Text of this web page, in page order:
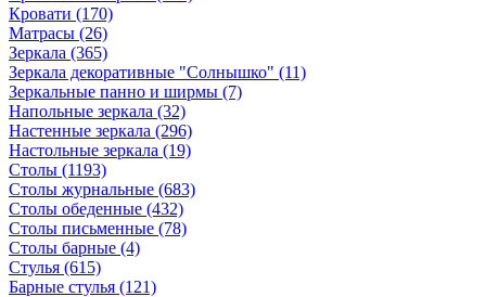
Кровати (170)
Матрасы (26)
Зеркала (365)
Зеркала декоративные "Солнышко" (11)
Зеркальные панно и ширмы (7)
Напольные зеркала (32)
Настенные зеркала (296)
Настольные зеркала (19)
Столы (1193)
Столы журнальные (683)
Столы обеденные (432)
Столы письменные (78)
Столы барные (4)
Стулья (615)
Барные стулья (121)